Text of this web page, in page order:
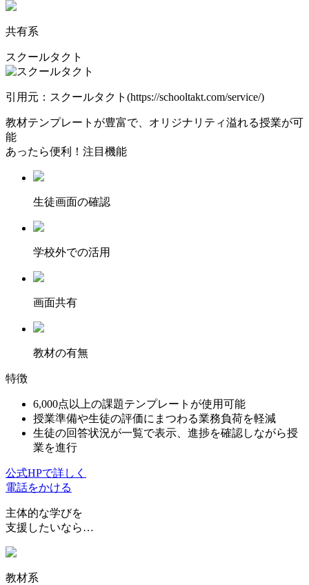
共有系
スクールタクト
引用元：スクールタクト(https://schooltakt.com/service/)
教材テンプレートが豊富で、オリジナリティ溢れる授業が可
能
あったら便利！注目機能
⽣徒画⾯の確認
学校外での活用
画面共有
教材の有無
特徴
6,000点以上の課題テンプレートが使用可能
授業準備や生徒の評価にまつわる業務負荷を軽減
生徒の回答状況が一覧で表示、進捗を確認しながら授
業を進行
公式HPで詳しく
電話をかける
主体的な学びを
支援したいなら…
教材系